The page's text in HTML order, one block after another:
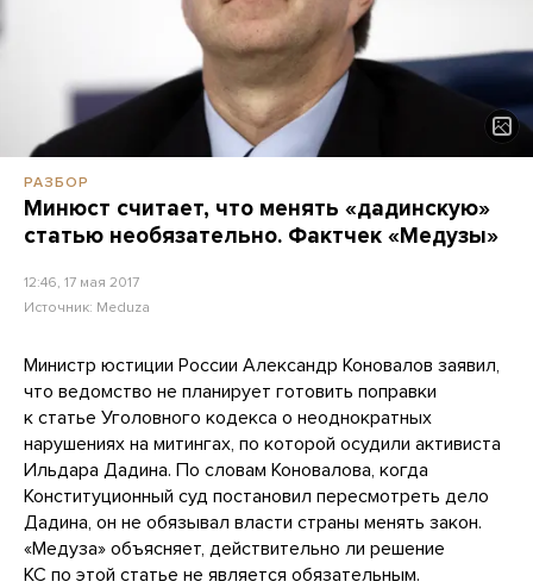
РАЗБОР
Минюст считает, что менять «дадинскую»
статью необязательно. Фактчек «Медузы»
12:46, 17 мая 2017
Источник: Meduza
Министр юстиции России Александр Коновалов заявил,
что ведомство не планирует готовить поправки
к статье Уголовного кодекса о неоднократных
нарушениях на митингах, по которой осудили активиста
Ильдара Дадина. По словам Коновалова, когда
Конституционный суд постановил пересмотреть дело
Дадина, он не обязывал власти страны менять закон.
«Медуза» объясняет, действительно ли решение
КС по этой статье не является обязательным.